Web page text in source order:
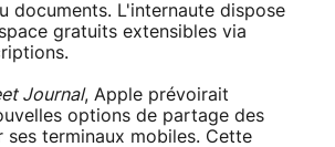
documents. L'internaute dispose
gratuits extensibles via
Journal, Apple prévoirait
options de partage des
ses terminaux mobiles. Cette